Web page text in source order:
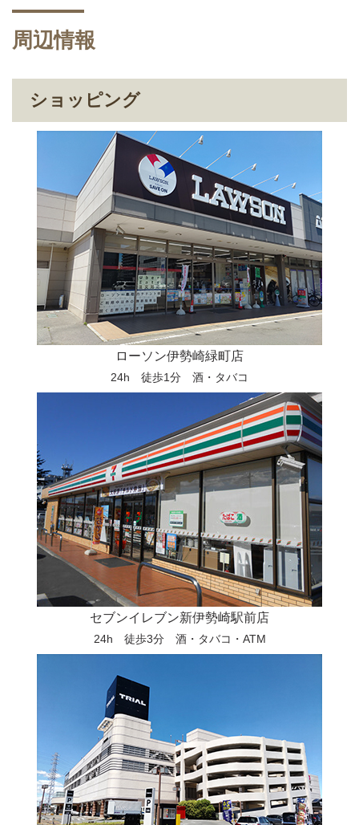
周辺情報
ショッピング
ローソン伊勢崎緑町店
24h 徒歩1分 酒・タバコ
セブンイレブン新伊勢崎駅前店
24h 徒歩3分 酒・タバコ・ATM